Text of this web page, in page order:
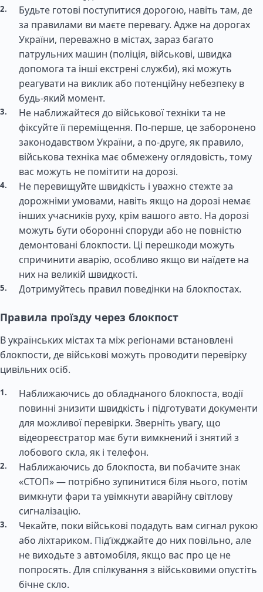
Будьте готові поступитися дорогою, навіть там, де
за правилами ви маєте перевагу. Адже на дорогах
України, переважно в містах, зараз багато
патрульних машин (поліція, військові, швидка
допомога та інші екстрені служби), які можуть
реагувати на виклик або потенційну небезпеку в
будь-який момент.
Не наближайтеся до військової техніки та не
фіксуйте її переміщення. По-перше, це заборонено
законодавством України, а по-друге, як правило,
військова техніка має обмежену оглядовість, тому
вас можуть не помітити на дорозі.
Не перевищуйте швидкість і уважно стежте за
дорожніми умовами, навіть якщо на дорозі немає
інших учасників руху, крім вашого авто. На дорозі
можуть бути оборонні споруди або не повністю
демонтовані блокпости. Ці перешкоди можуть
спричинити аварію, особливо якщо ви наїдете на
них на великій швидкості.
Дотримуйтесь правил поведінки на блокпостах.
Правила проїзду через блокпост
В українських містах та між регіонами встановлені
блокпости, де військові можуть проводити перевірку
цивільних осіб.
Наближаючись до обладнаного блокпоста, водії
повинні знизити швидкість і підготувати документи
для можливої перевірки. Зверніть увагу, що
відеореєстратор має бути вимкнений і знятий з
лобового скла, як і телефон.
Наближаючись до блокпоста, ви побачите знак
«СТОП» — потрібно зупинитися біля нього, потім
вимкнути фари та увімкнути аварійну світлову
сигналізацію.
Чекайте, поки військові подадуть вам сигнал рукою
або ліхтариком. Під’їжджайте до них повільно, але
не виходьте з автомобіля, якщо вас про це не
попросять. Для спілкування з військовими опустіть
бічне скло.